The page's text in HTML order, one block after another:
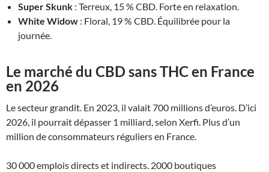
Super Skunk : Terreux, 15 % CBD. Forte en relaxation.
White Widow : Floral, 19 % CBD. Équilibrée pour la
journée.
Le marché du CBD sans THC en France
en 2026
Le secteur grandit. En 2023, il valait 700 millions d’euros. D’ici
2026, il pourrait dépasser 1 milliard, selon Xerfi. Plus d’un
million de consommateurs réguliers en France.
30 000 emplois directs et indirects. 2000 boutiques